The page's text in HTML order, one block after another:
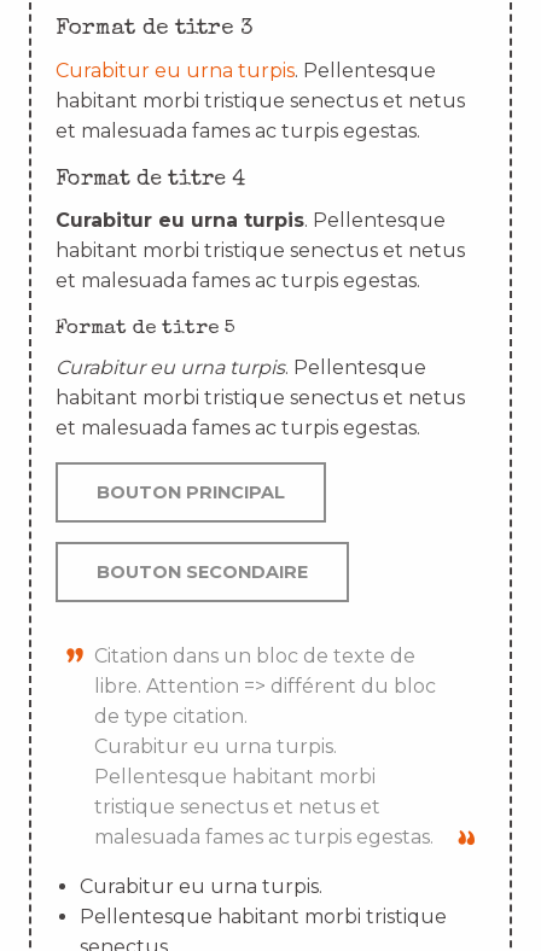
Format de titre 3
Curabitur eu urna turpis. Pellentesque
habitant morbi tristique senectus et netus
et malesuada fames ac turpis egestas.
Format de titre 4
Curabitur eu urna turpis. Pellentesque
habitant morbi tristique senectus et netus
et malesuada fames ac turpis egestas.
Format de titre 5
Curabitur eu urna turpis. Pellentesque
habitant morbi tristique senectus et netus
et malesuada fames ac turpis egestas.
BOUTON PRINCIPAL
BOUTON SECONDAIRE
Citation dans un bloc de texte de
libre. Attention => différent du bloc
de type citation.
Curabitur eu urna turpis.
Pellentesque habitant morbi
tristique senectus et netus et
malesuada fames ac turpis egestas.
Curabitur eu urna turpis.
Pellentesque habitant morbi tristique